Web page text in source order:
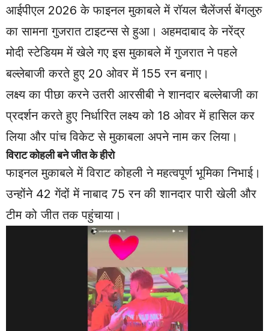
आईपीएल 2026 के फाइनल मुकाबले में रॉयल चैलेंजर्स बेंगलुरु
का सामना गुजरात टाइटन्स से हुआ। अहमदाबाद के नरेंद्र
मोदी स्टेडियम में खेले गए इस मुकाबले में गुजरात ने पहले
बल्लेबाजी करते हुए 20 ओवर में 155 रन बनाए।
लक्ष्य का पीछा करने उतरी आरसीबी ने शानदार बल्लेबाजी का
प्रदर्शन करते हुए निर्धारित लक्ष्य को 18 ओवर में हासिल कर
लिया और पांच विकेट से मुकाबला अपने नाम कर लिया।
विराट कोहली बने जीत के हीरो
फाइनल मुकाबले में विराट कोहली ने महत्वपूर्ण भूमिका निभाई।
उन्होंने 42 गेंदों में नाबाद 75 रन की शानदार पारी खेली और
टीम को जीत तक पहुंचाया।